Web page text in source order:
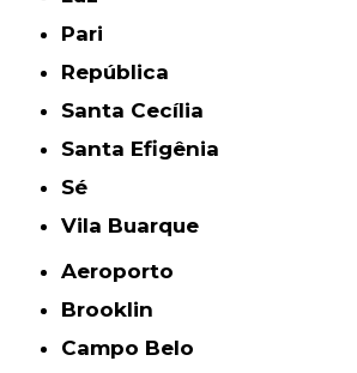
Pari
República
Santa Cecília
Santa Efigênia
Sé
Vila Buarque
Aeroporto
Brooklin
Campo Belo